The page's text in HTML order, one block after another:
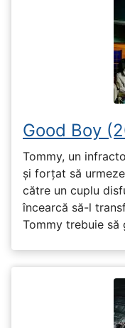
Good Boy
Tommy, un
și forțat să
către un cuplu
încearcă să-l
Tommy trebuie să